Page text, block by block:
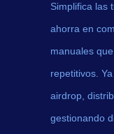
Simplifica las
ahorra en
manuales
repetitivos.
airdrop,
gestionando